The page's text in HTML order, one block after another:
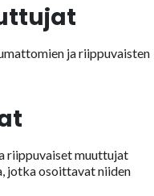
ja riippuvaisten
riippuvaiset muuttujat
jotka osoittavat niiden